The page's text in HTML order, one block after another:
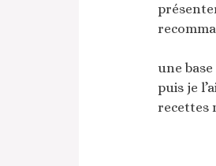
une
puis je
recettes